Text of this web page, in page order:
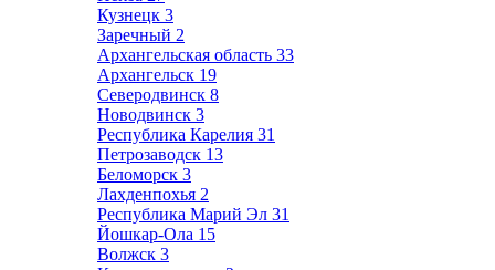
Кузнецк 3
Заречный 2
Архангельская область 33
Архангельск 19
Северодвинск 8
Новодвинск 3
Республика Карелия 31
Петрозаводск 13
Беломорск 3
Лахденпохья 2
Республика Марий Эл 31
Йошкар-Ола 15
Волжск 3